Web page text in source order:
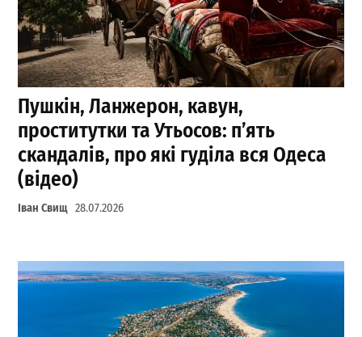
Пушкін, Ланжерон, кавун,
проститутки та Утьосов: п’ять
скандалів, про які гуділа вся Одеса
(відео)
Іван Свищ 28.07.2026